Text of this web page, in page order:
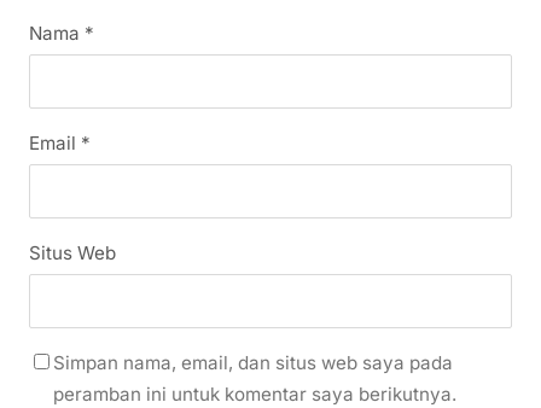
Nama *
Email *
Situs Web
Simpan nama, email, dan situs web saya pada
peramban ini untuk komentar saya berikutnya.